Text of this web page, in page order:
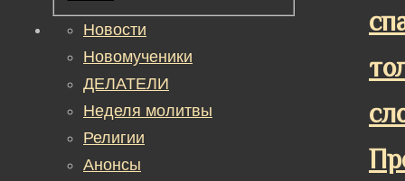
Новости
Новомученики
ДЕЛАТЕЛИ
Неделя молитвы
Религии
Анонсы